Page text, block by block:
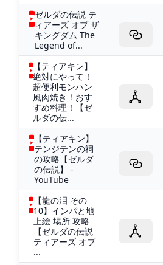
ゼルダの伝説 テ
ィアーズ オブ ザ
キングダム The
Legend of...
【ティアキン】
絶対にやって！
超便利モンハン
風肉焼き！おす
すめ料理！【ゼ
ルダの伝...
【ティアキン】
テンジテンの祠
の攻略【ゼルダ
の伝説】 -
YouTube
【龍の泪 その
10】インパと地
上絵 場所 攻略
【ゼルダの伝説
ティアーズ オブ
...